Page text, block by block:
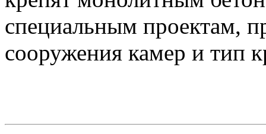
специальным проектам,
сооружения камер и тип